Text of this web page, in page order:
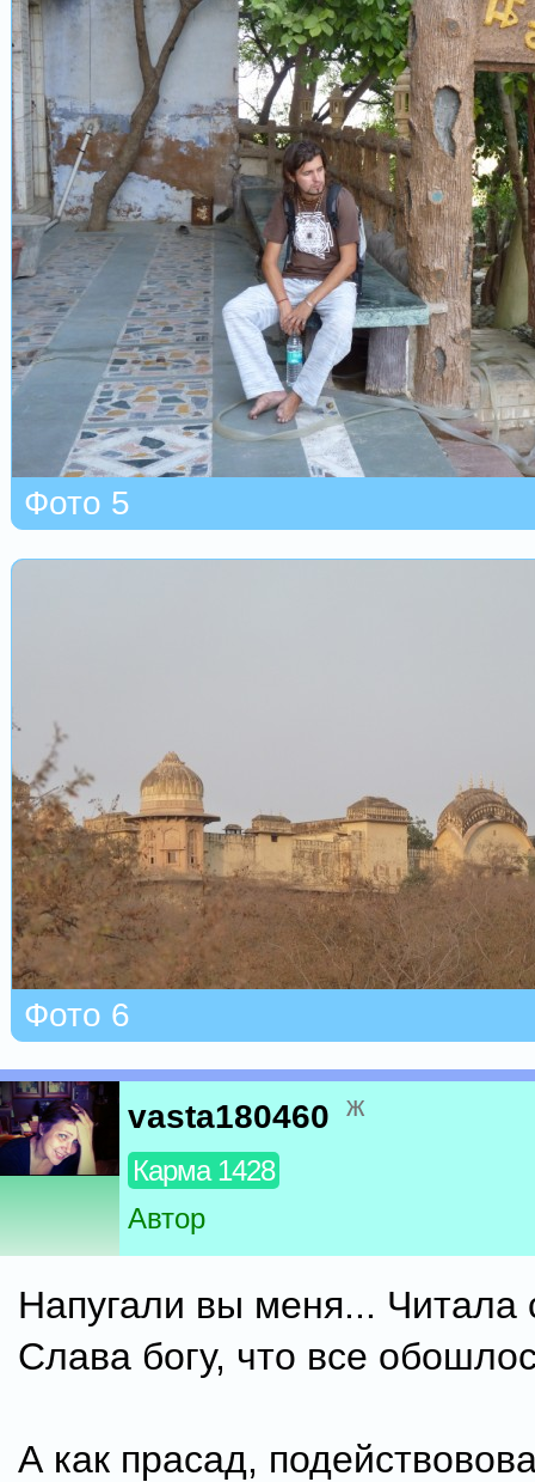
Фото 5
Фото 6
vasta180460 ж
Карма 1428
Автор
Напугали вы меня... Читала
Слава богу, что все
А как прасад,